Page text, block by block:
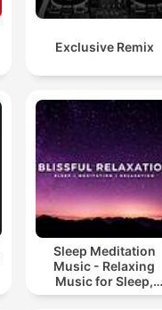
Exclusive Remix
Sleep Meditation
Music - Relaxing
Music for Sleep,
Meditation &